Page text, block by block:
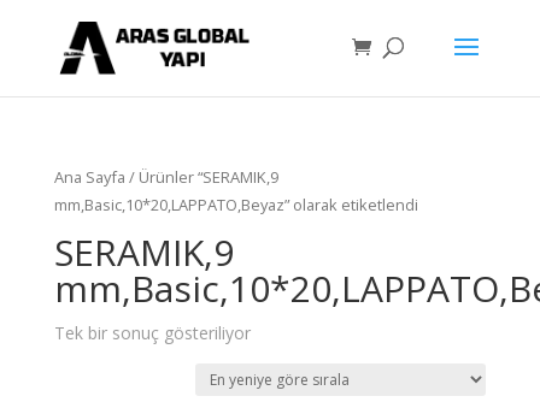
Ana Sayfa / Ürünler “SERAMIK,9
mm,Basic,10*20,LAPPATO,Beyaz” olarak etiketlendi
SERAMIK,9
Tek bir sonuç gösteriliyor